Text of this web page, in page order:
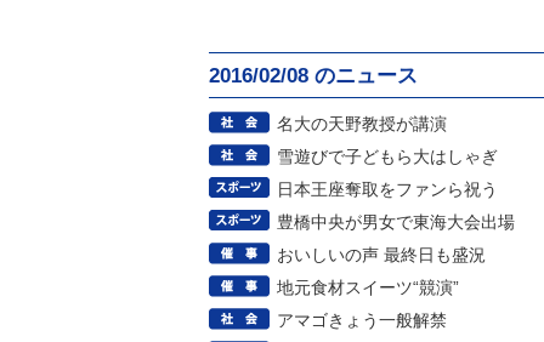
2016/02/08 のニュース
名大の天野教授が講演
雪遊びで子どもら大はしゃぎ
日本王座奪取をファンら祝う
豊橋中央が男女で東海大会出場
おいしいの声 最終日も盛況
地元食材スイーツ“競演”
アマゴきょう一般解禁